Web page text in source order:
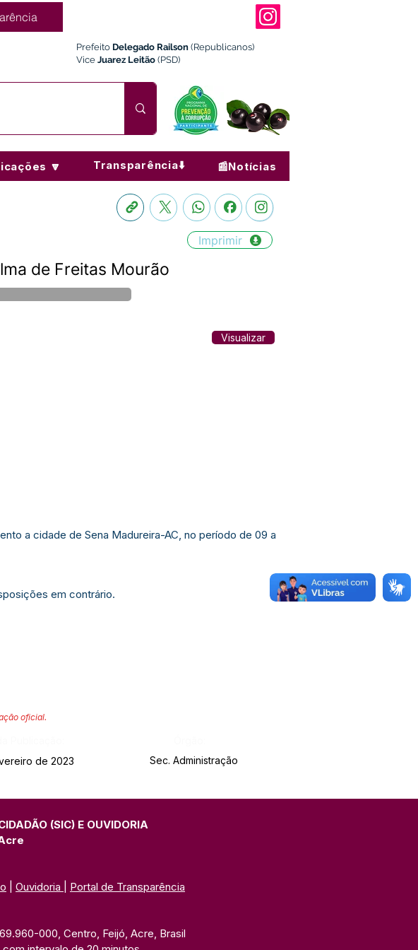
Prefeito Delegado Railson (Republicanos)
Vice Juarez Leitão (PSD)
🔽 Transparência⬇️ 📰Notícias
Imprimir
de Freitas Mourão
Visualizar
a cidade de Sena Madureira-AC, no período de 09 a
em contrário.
oficial.
de 2023 Sec. Administração
(SIC) E OUVIDORIA
Ouvidoria Portal de Transparência
000, Centro, Feijó, Acre, Brasil